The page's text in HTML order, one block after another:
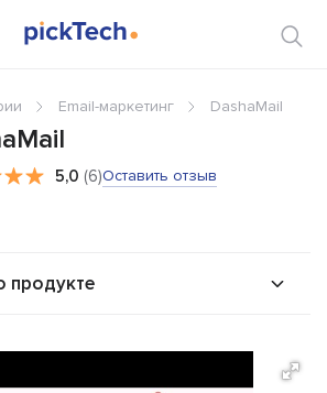
Email-маркетинг DashaMail
5,0 (6)Оставить отзыв
продукте